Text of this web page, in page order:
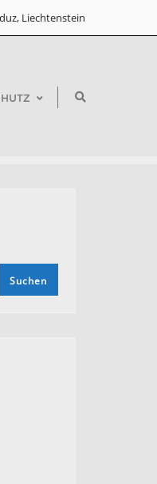
Liechtenstein
Suchen